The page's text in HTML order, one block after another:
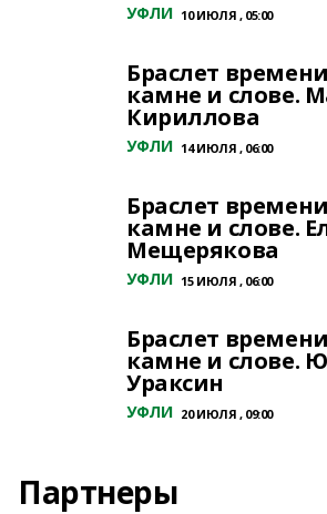
УФЛИ 10 ИЮЛЯ , 05:00
Браслет
камне и слове.
Кириллова
УФЛИ 14 ИЮЛЯ , 06:00
Браслет
камне и слове.
Мещерякова
УФЛИ 15 ИЮЛЯ , 06:00
Браслет
камне и слове.
Ураксин
УФЛИ 20 ИЮЛЯ , 09:00
Партнеры